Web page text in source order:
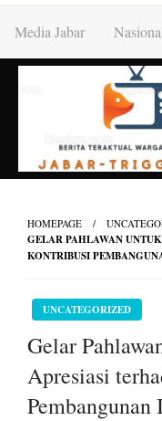
content
Media Jabar
HOMEPAGE
GELAR PAHLAWAN
KONTRIBUSI
UNCATEGORIZED
Gelar
Apresiasi
Pembangunan